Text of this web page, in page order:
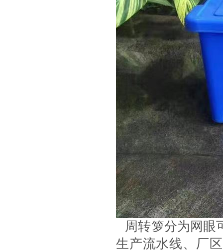
周转箩分为网眼
生产流水线、厂